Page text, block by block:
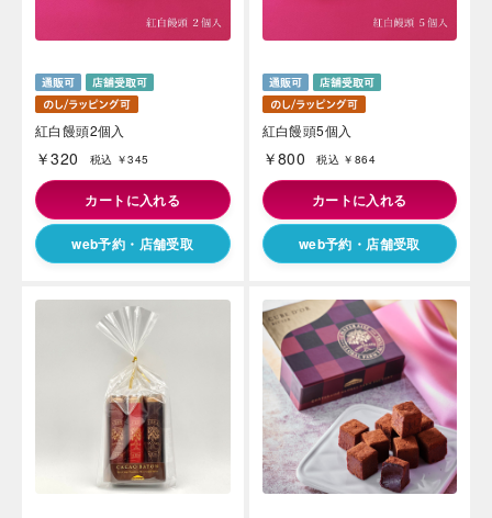
紅白饅頭2個入
￥320 税込 ￥345
カートに入れる
web予約・店舗受取
紅白饅頭5個入
￥800 税込 ￥864
カートに入れる
web予約・店舗受取